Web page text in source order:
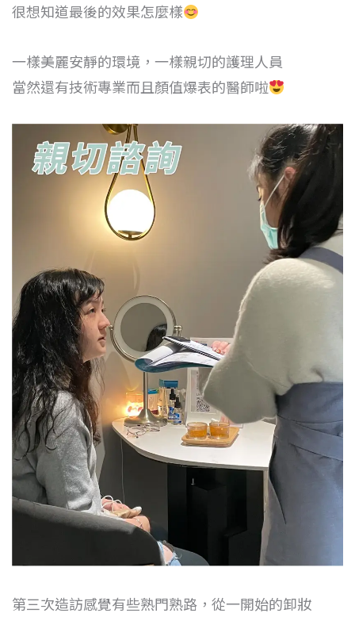
很想知道最後的效果怎麼樣
一樣美麗安靜的環境，一樣親切的護理人員
當然還有技術專業而且顏值爆表的醫師啦
第三次造訪感覺有些熟門熟路，從一開始的卸妝